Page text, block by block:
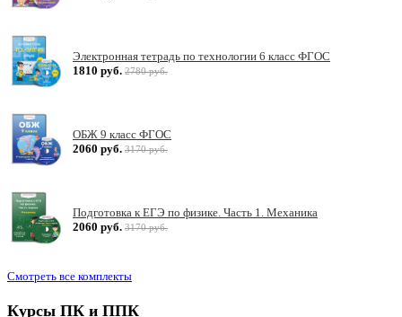
Электронная тетрадь по технологии 6 класс ФГОС
1810 руб. 2780 руб.
ОБЖ 9 класс ФГОС
2060 руб. 3170 руб.
Подготовка к ЕГЭ по физике. Часть 1. Механика
2060 руб. 3170 руб.
Смотреть все комплекты
Курсы ПК и ППК